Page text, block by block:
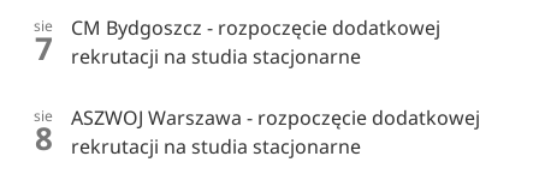
sie
7
CM Bydgoszcz - rozpoczęcie dodatkowej
rekrutacji na studia stacjonarne
sie
8
ASZWOJ Warszawa - rozpoczęcie dodatkowej
rekrutacji na studia stacjonarne